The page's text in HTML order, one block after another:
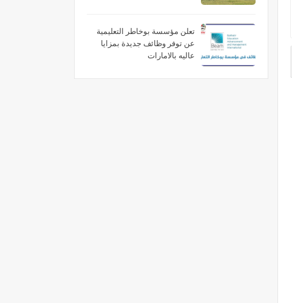
تعلن مؤسسة بوخاطر التعليمية
عن توفر وظائف جديدة بمزايا
عاليه بالامارات